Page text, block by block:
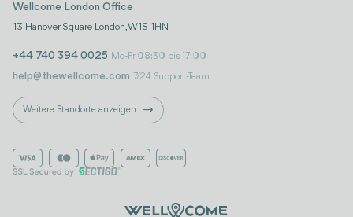
Wellcome London Office
13 Hanover Square London, W1S 1HN
+44 740 394 0025 Mo-Fr 08:30 bis 17:00
help@thewellcome.com 7/24 Support-Team
Weitere Standorte anzeigen